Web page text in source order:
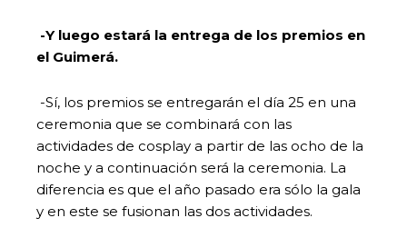
-Y luego estará la entrega de los premios en
el Guimerá.
-Sí, los premios se entregarán el día 25 en una
ceremonia que se combinará con las
actividades de cosplay a partir de las ocho de la
noche y a continuación será la ceremonia. La
diferencia es que el año pasado era sólo la gala
y en este se fusionan las dos actividades.